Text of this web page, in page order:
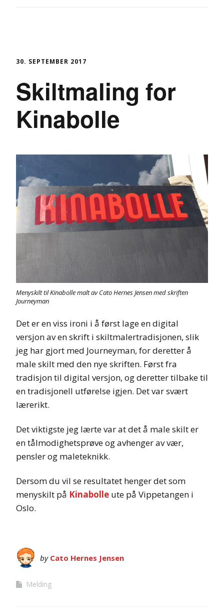
30. SEPTEMBER 2017
Skiltmaling for
Kinabolle
Menyskilt til Kinabolle malt av Cato Hernes Jensen med skriften
Journeyman
Det er en viss ironi i å først lage en digital
versjon av en skrift i skiltmalertradisjonen, slik
jeg har gjort med Journeyman, for deretter å
male skilt med den nye skriften. Først fra
tradisjon til digital versjon, og deretter tilbake til
en tradisjonell utførelse igjen. Det var svært
lærerikt.
Det viktigste jeg lærte var at det å male skilt er
en tålmodighetsprøve og avhenger av vær,
pensler og maleteknikk.
Dersom du vil se resultatet henger det som
menyskilt på Kinabolle ute på Vippetangen i
Oslo.
by Cato Hernes Jensen
Melding